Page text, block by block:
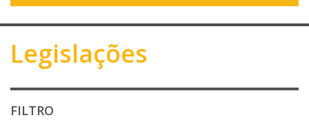
Legislações
FILTRO